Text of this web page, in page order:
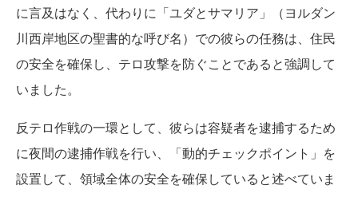
に言及はなく、代わりに「ユダとサマリア」（ヨルダン
川西岸地区の聖書的な呼び名）での彼らの任務は、住民
の安全を確保し、テロ攻撃を防ぐことであると強調して
いました。
反テロ作戦の一環として、彼らは容疑者を逮捕するため
に夜間の逮捕作戦を行い、「動的チェックポイント」を
設置して、領域全体の安全を確保していると述べていま